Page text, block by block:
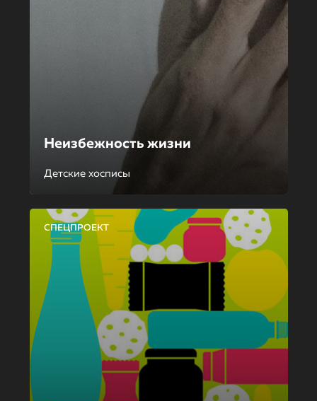
Неизбежность жизни
Детские хосписы
СПЕЦПРОЕКТ